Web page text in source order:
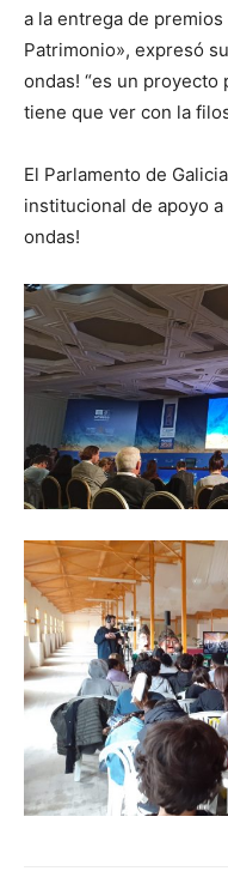
a la entrega de
Patrimonio», expresó
ondas! “es un
tiene que ver con la
El Parlamento de
institucional de apoyo
ondas!